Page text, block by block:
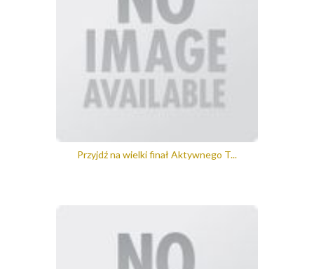
Przyjdź na wielki finał Aktywnego T...